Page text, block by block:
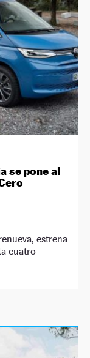
se pone al
estrena
cuatro